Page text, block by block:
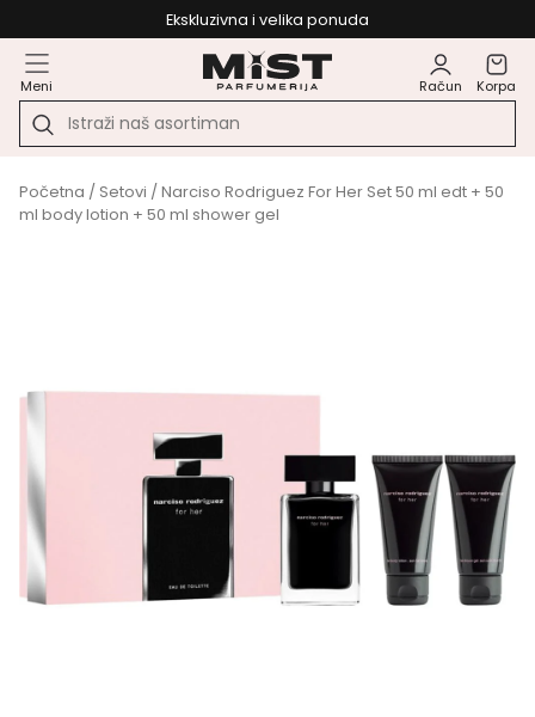
Ekskluzivna i velika ponuda
Meni Račun Korpa
Početna / Setovi / Narciso Rodriguez For Her Set 50 ml edt + 50
ml body lotion + 50 ml shower gel